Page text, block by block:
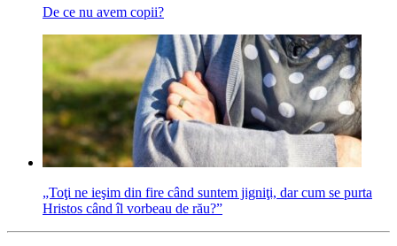
De ce nu avem copii?
„Toţi ne ieşim din fire când suntem jigniţi, dar cum se purta
Hristos când îl vorbeau de rău?”